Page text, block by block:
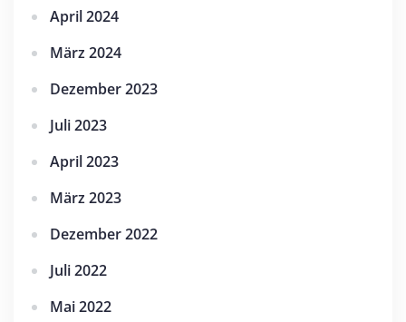
April 2024
März 2024
Dezember 2023
Juli 2023
April 2023
März 2023
Dezember 2022
Juli 2022
Mai 2022